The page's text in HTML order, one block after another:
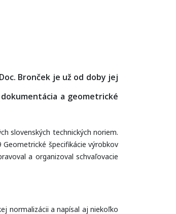
Bronček je už od doby jej
a geometrické
slovenských technických noriem.
Geometrické špecifikácie výrobkov
a organizoval schvaľovacie
normalizácii a napísal aj niekoľko